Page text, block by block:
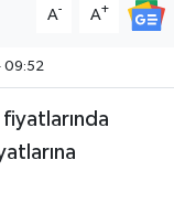
A- A+
09:52